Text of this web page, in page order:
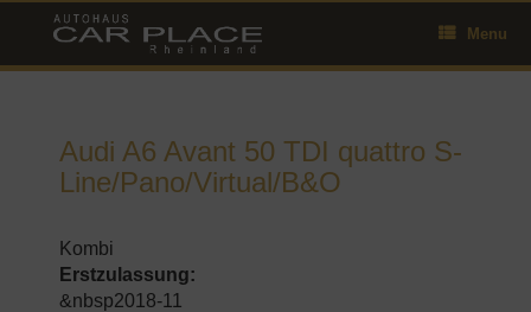
content
Menu
Audi A6 Avant 50 TDI quattro S-
Line/Pano/Virtual/B&O
Kombi
Erstzulassung:
&nbsp2018-11